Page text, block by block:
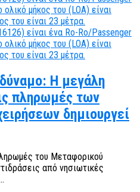
Η μεγάλη
πληρωμές των
δημιουργεί
του Μεταφορικού
από νησιωτικές